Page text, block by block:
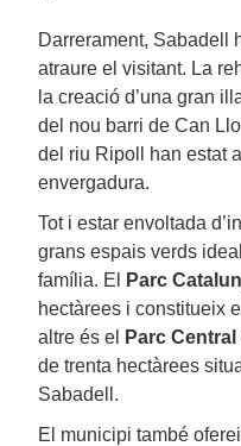
Darrerament, Sabadell
atraure el visitant. La
la creació d’una gran
del nou barri de Can
del riu Ripoll han estat
envergadura.
Tot i estar envoltada
grans espais verds
família. El
Parc
hectàrees i constitueix
altre és el
Parc
de trenta hectàrees
Sabadell.
El municipi també